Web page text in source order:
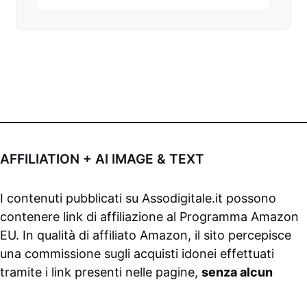
AFFILIATION + AI IMAGE & TEXT
I contenuti pubblicati su Assodigitale.it possono
contenere link di affiliazione al Programma Amazon
EU. In qualità di affiliato Amazon, il sito percepisce
una commissione sugli acquisti idonei effettuati
tramite i link presenti nelle pagine, senza alcun